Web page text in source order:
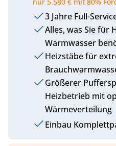
3 Jahre Full-
Alles, was Sie für
Warmwasser
Heizstäbe für
Größerer
Heizbetrieb mit
Wärmeverteilung
Einbau